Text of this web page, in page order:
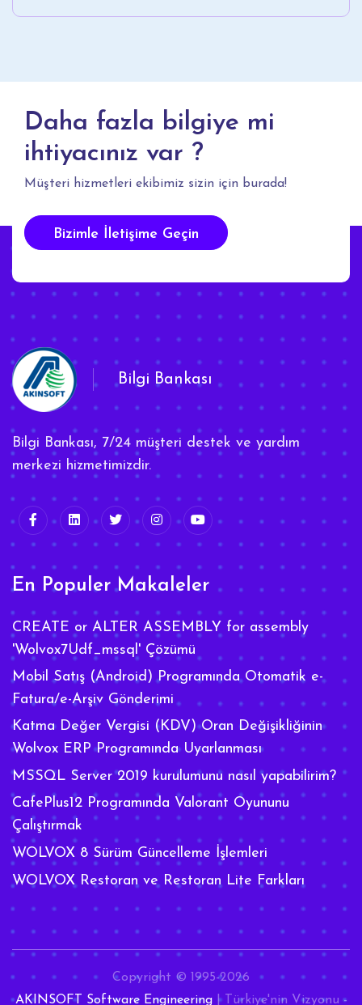
Daha fazla bilgiye mi
ihtiyacınız var ?
Müşteri hizmetleri ekibimiz sizin için burada!
Bizimle İletişime Geçin
Bilgi Bankası
Bilgi Bankası, 7/24 müşteri destek ve yardım
merkezi hizmetimizdir.
En Populer Makaleler
CREATE or ALTER ASSEMBLY for assembly
'Wolvox7Udf_mssql' Çözümü
Mobil Satış (Android) Programında Otomatik e-
Fatura/e-Arşiv Gönderimi
Katma Değer Vergisi (KDV) Oran Değişikliğinin
Wolvox ERP Programında Uyarlanması
MSSQL Server 2019 kurulumunu nasıl yapabilirim?
CafePlus12 Programında Valorant Oyununu
Çalıştırmak
WOLVOX 8 Sürüm Güncelleme İşlemleri
WOLVOX Restoran ve Restoran Lite Farkları
Copyright © 1995-2026
AKINSOFT Software Engineering| Türkiye'nin Vizyonu -